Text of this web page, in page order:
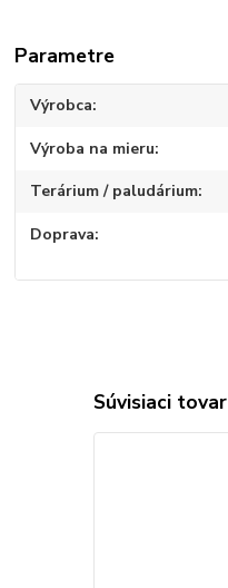
Parametre
Výrobca
Výroba na mieru
Terárium / paludárium
Doprava
Súvisiaci tovar